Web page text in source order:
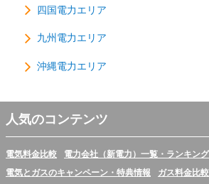
四国電力エリア
九州電力エリア
沖縄電力エリア
人気のコンテンツ
電気料金比較
電力会社（新電力）一覧・ランキング
電気とガスのキャンペーン・特典情報
ガス料金比較